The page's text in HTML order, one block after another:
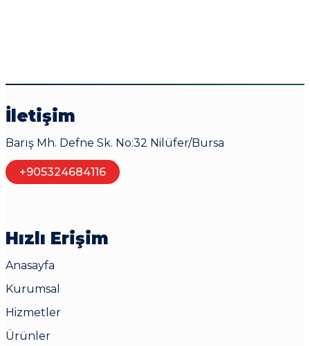
İletişim
Barış Mh. Defne Sk. No:32 Nilüfer/Bursa
+905324684116
Hızlı Erişim
Anasayfa
Kurumsal
Hizmetler
Ürünler